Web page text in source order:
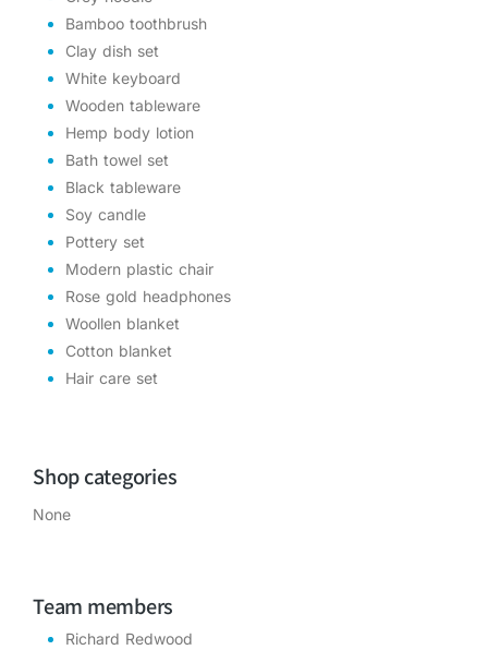
Bamboo toothbrush
Clay dish set
White keyboard
Wooden tableware
Hemp body lotion
Bath towel set
Black tableware
Soy candle
Pottery set
Modern plastic chair
Rose gold headphones
Woollen blanket
Cotton blanket
Hair care set
Shop categories
None
Team members
Richard Redwood